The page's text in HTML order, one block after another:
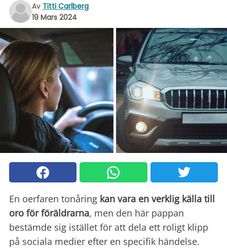
Av Titti Carlberg
19 Mars 2024
En oerfaren tonåring kan vara en verklig källa till
oro för föräldrarna, men den här pappan
bestämde sig istället för att dela ett roligt klipp
på sociala medier efter en specifik händelse.